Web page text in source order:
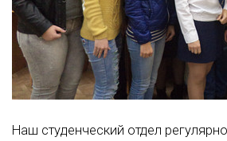
Наш студенческий отдел